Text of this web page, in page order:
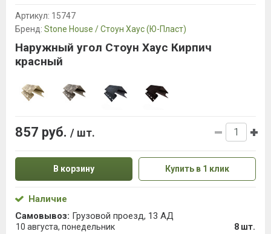
Артикул: 15747
Бренд: Stone House / Стоун Хаус (Ю-Пласт)
Наружный угол Стоун Хаус Кирпич
красный
857 руб. / шт.
В корзину Купить в 1 клик
Наличие
Самовывоз: Грузовой проезд, 13 АД
10 августа, понедельник 8 шт.